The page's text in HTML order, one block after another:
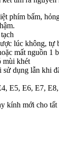
phím bấm,
lúc không, tự
mất nguồn 1
mùi khét
dụng lẫn khi
E5, E6, E7,
kính mới cho